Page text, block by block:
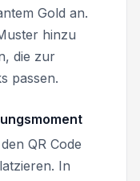
Gold an.
hinzu
die zur
passen.
QR Code
In